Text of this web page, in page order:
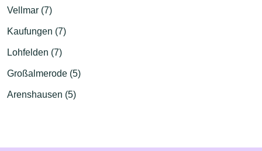
Vellmar (7)
Kaufungen (7)
Lohfelden (7)
Großalmerode (5)
Arenshausen (5)